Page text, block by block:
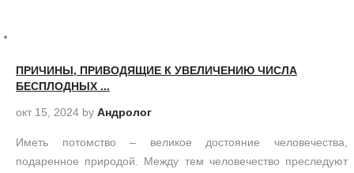
ПРИЧИНЫ, ПРИВОДЯЩИЕ К УВЕЛИЧЕНИЮ ЧИСЛА
БЕСПЛОДНЫХ ...
окт 15, 2024 by Андролог
Иметь потомство – великое достояние человечества,
подаренное природой. Между тем человечество преследуют